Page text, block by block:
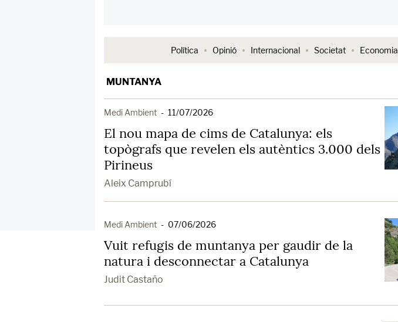
Política Opinió Internacional Societat Economia
MUNTANYA
Medi Ambient - 11/07/2026
El nou mapa de cims de Catalunya: els
topògrafs que revelen els autèntics 3.000 dels
Pirineus
Aleix Camprubí
Medi Ambient - 07/06/2026
Vuit refugis de muntanya per gaudir de la
natura i desconnectar a Catalunya
Judit Castaño